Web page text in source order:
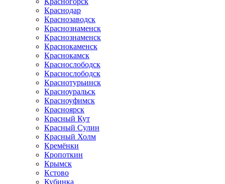
Краснодар
Краснозаводск
Краснознаменск
Краснознаменск
Краснокаменск
Краснокамск
Краснослободск
Краснослободск
Краснотурьинск
Красноуральск
Красноуфимск
Красноярск
Красный Кут
Красный Сулин
Красный Холм
Кремёнки
Кропоткин
Крымск
Кстово
Кубинка